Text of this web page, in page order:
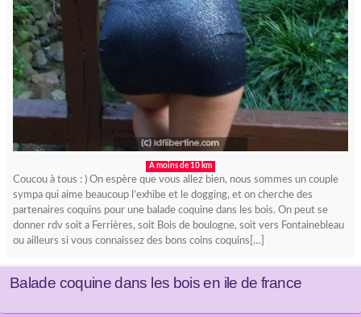
A moins de 10 km
Coucou à tous : ) On espère que vous allez bien, nous sommes un couple
sympa qui aime beaucoup l’exhibe et le dogging, et on cherche des
partenaires coquins pour une balade coquine dans les bois. On peut se
donner rdv soit a Ferrières, soit Bois de boulogne, soit vers Fontainebleau
ou ailleurs si vous connaissez des bons coins coquins[…]
Balade coquine dans les bois en ile de france